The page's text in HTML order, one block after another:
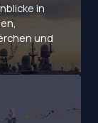
in
und